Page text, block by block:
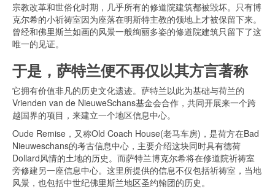
宗教改革和世俗化时期，几乎所有的修道院建筑都被毁坏。只有博
克尔希的小祈祷室因为座落在明斯特主教的领地上才被保留下来。
曾经和佛里斯兰如画的风景一般绚丽多姿的修道院建筑只留下了这
唯一的见证。
于是，萨特兰便不再仅以其方言著称
它拥有价值非凡的历史文化遗迹。萨特兰以此为基础与荷兰的
Vrienden van de NieuweSchans基金会合作，共同开展来一个跨
越国界的项目，来建立一个地区信息中心。
Oude Remise，又称Old Coach House(老马车房)，是荷方在Bad
Nieuweschans的考古信息中心，主要介绍这块同时具有德荷
Dollard风情的土地的历史。而萨特兰博克尔希将在修道院祈祷室
旁修建另一座信息中心。这里所提供的信息不仅包括祈祷室，当地
风景，也包括中世纪佛里斯兰地区圣约翰团的历史。